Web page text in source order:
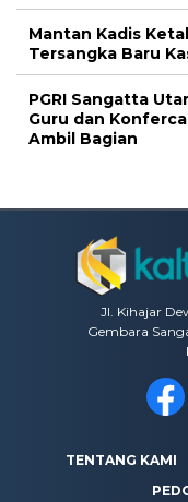
Mantan Kadis
Tersangka Baru
PGRI Sangatta
Guru dan
Ambil Bagian
Jl. Kihajar
Gembara
TENTANG KAMI